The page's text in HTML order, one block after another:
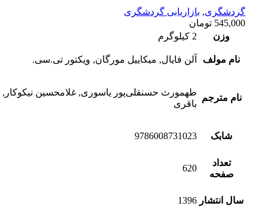
گردشگری, بازاریابی گردشگری
545,000 تومان
وزن
2 کیلوگرم
نام مولف آلن فایال, میکاییل مورگان, ویکتور تی.سی.
نام مترجم
طهمورث حسنقلی‌پور یاسوری, غلامحسین
باقری
شابک 9786008731023
تعداد
صفحه
620
سال انتشار 1396